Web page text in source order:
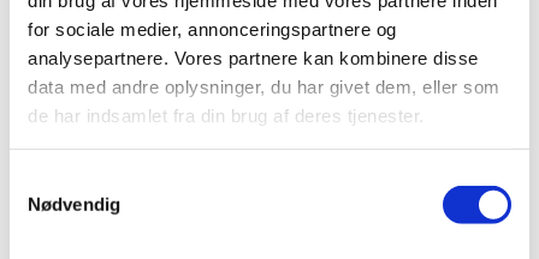
for sociale medier, annonceringspartnere og
analysepartnere. Vores partnere kan kombinere disse
data med andre oplysninger, du har givet dem, eller som
de har indsamlet fra din brug af deres tjenester.
Nødvendig
tandlægen borer ned til nerven, men bare rolig.
Vi lokalbedøver dig, så du er sikret en smertefri
behandling.
Oplever du gener efter rodbehandlingen, kan
du altid kontakte os, så vi kan finde en løsning